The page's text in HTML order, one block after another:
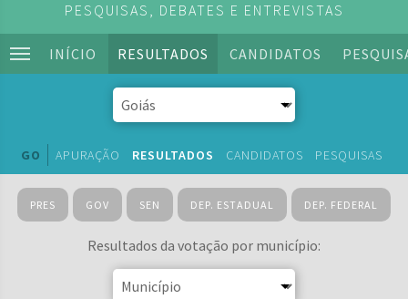
PESQUISAS, DEBATES E ENTREVISTAS
INÍCIO RESULTADOS CANDIDATOS
GO APURAÇÃO RESULTADOS CANDIDATOS PESQUISAS
PRES GOV SEN DEP. ESTADUAL DEP. FEDERAL
Resultados da votação por município: